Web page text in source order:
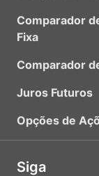
Comparador
Fixa
Comparador
Juros Futuros
Opções de
Siga